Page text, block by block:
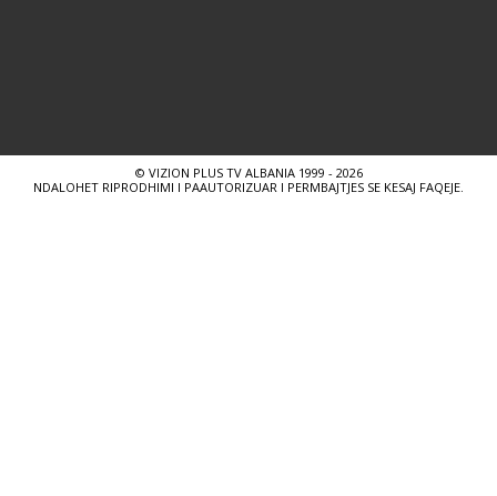
© VIZION PLUS TV ALBANIA 1999 - 2026
NDALOHET RIPRODHIMI I PAAUTORIZUAR I PERMBAJTJES SE KESAJ FAQEJE.